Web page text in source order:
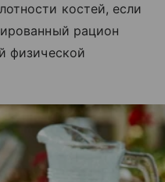
костей, если
рацион
физической